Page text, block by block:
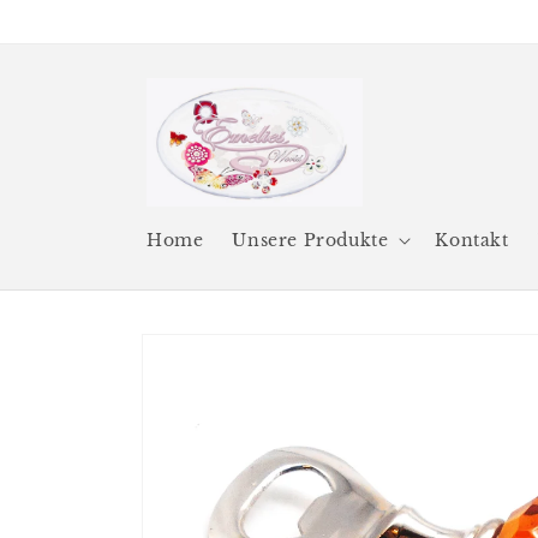
Home Unsere Produkte Kontakt